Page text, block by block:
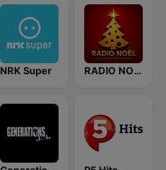
NRK Super RADIO NOEL